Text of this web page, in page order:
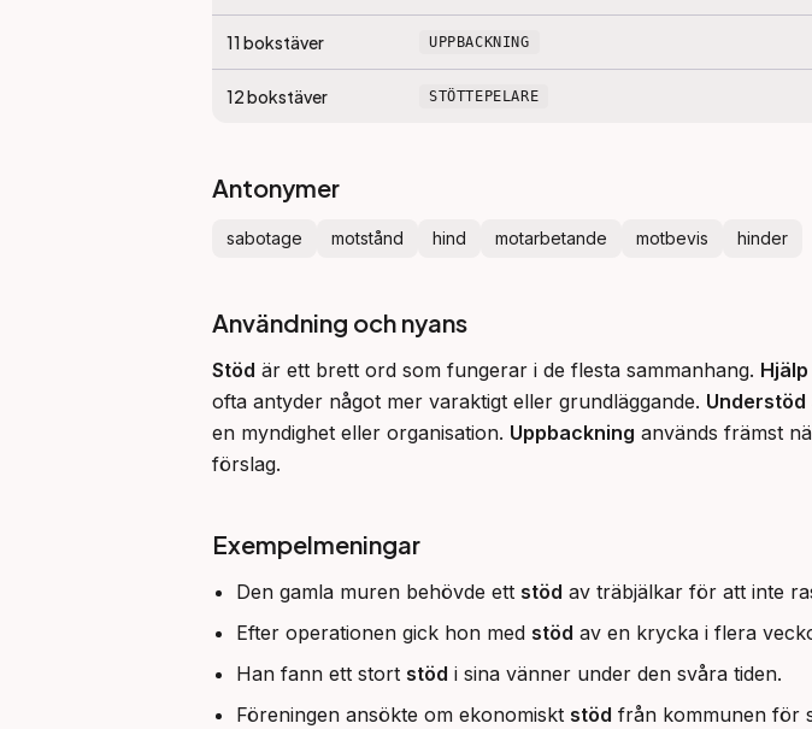
11 bokstäver UPPBACKNING
12bokstäver STÖTTEPELARE
Antonymer
sabotage motstånd hind motarbetande motbevis hinder
Användning och nyans
Stöd är ett brett ord som fungerar i de flesta sammanhang. Hjälp
ofta antyder något mer varaktigt eller grundläggande. Understöd
en myndighet eller organisation. Uppbackning används främst
förslag.
Exempelmeningar
Den gamla muren behövde ett stöd av träbjälkar för att inte
Efter operationen gick hon med stöd av en krycka i flera
Han fann ett stort stöd i sina vänner under den svåra tiden.
Föreningen ansökte om ekonomiskt stöd från kommunen för